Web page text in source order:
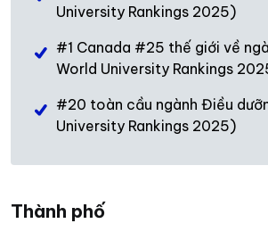
University Rankings 2025)
#1 Canada #25 thế giới về
World University Rankings
#20 toàn cầu ngành Điều
University Rankings 2025)
Thành phố